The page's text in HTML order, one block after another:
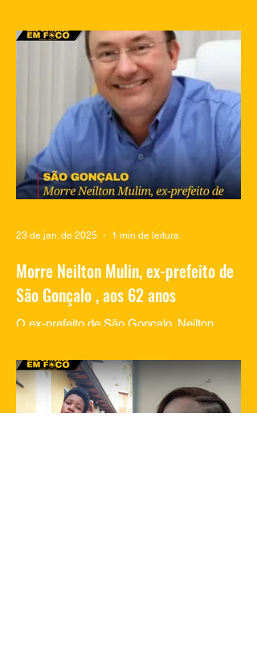
mostram traficantes do Complexo do
Salgueiro, em São Gonçalo, aproveitando
momentos de lazer na...
Morre Neilton Mulin, ex-prefeito de
São Gonçalo , aos 62 anos
O ex-prefeito de São Gonçalo, Neilton
62 anos, em um hospital no Rio de
Janeiro. A informação...
23 de jan. de 2025 1 min de leitura